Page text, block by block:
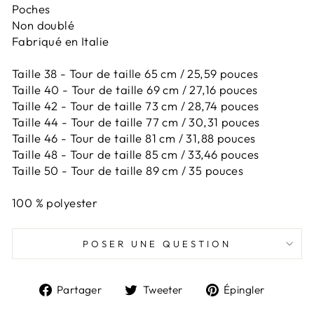
Poches
Non doublé
Fabriqué en Italie
Taille 38 - Tour de taille 65 cm / 25,59 pouces
Taille 40 - Tour de taille 69 cm / 27,16 pouces
Taille 42 - Tour de taille 73 cm / 28,74 pouces
Taille 44 - Tour de taille 77 cm / 30,31 pouces
Taille 46 - Tour de taille 81 cm / 31,88 pouces
Taille 48 - Tour de taille 85 cm / 33,46 pouces
Taille 50 - Tour de taille 89 cm / 35 pouces
100 % polyester
POSER UNE QUESTION
Partager
PartagerTweeter
TweeterÉpingler